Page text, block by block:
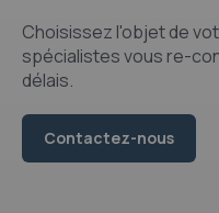
Choisissez l'objet de
spécialistes vous re-
délais.
Contactez-nous